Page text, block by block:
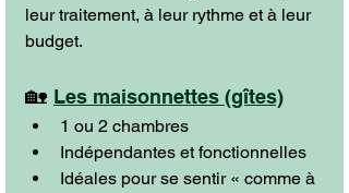
leur traitement, à leur rythme et à leur
budget.
🏡 Les maisonnettes (gîtes)
1 ou 2 chambres
Indépendantes et fonctionnelles
Idéales pour se sentir « comme à